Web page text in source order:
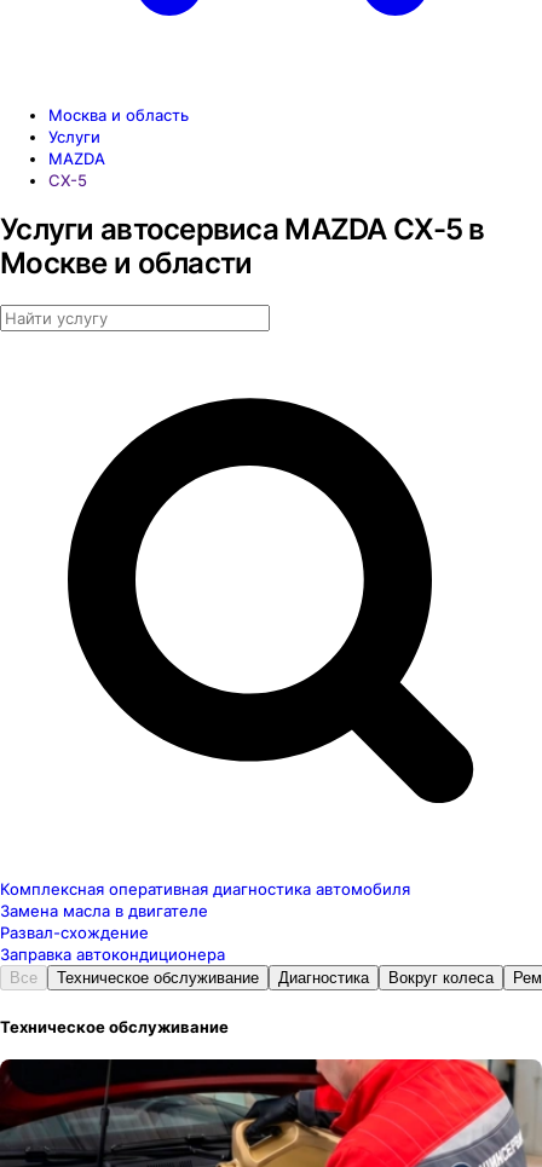
Москва и область
Услуги
MAZDA
CX-5
Услуги автосервиса MAZDA CX-5 в
Москве и области
Комплексная оперативная диагностика автомобиля
Замена масла в двигателе
Развал-схождение
Заправка автокондиционера
Все Техническое обслуживание Диагностика Вокруг колеса
Техническое обслуживание